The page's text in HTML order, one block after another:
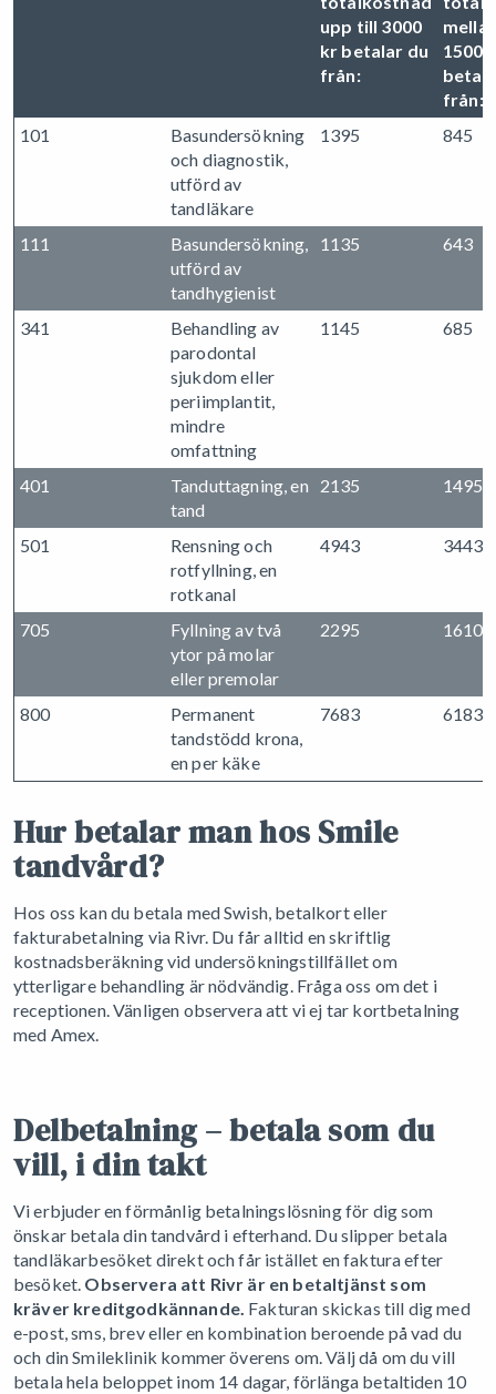
upp till 3000
kr betalar du
från:
från:
101
Basundersökning
och diagnostik,
utförd av
tandläkare
1395 845
111
Basundersökning,
utförd av
tandhygienist
1135 643
341
Behandling av
parodontal
sjukdom eller
periimplantit,
mindre
omfattning
1145 685
401
Tanduttagning, en
tand
2135 1495
501
Rensning och
rotfyllning, en
rotkanal
4943 3443
705
Fyllning av två
ytor på molar
eller premolar
2295 1610
800
Permanent
tandstödd krona,
en per käke
7683 6183
Hur betalar man hos Smile
tandvård?
Hos oss kan du betala med Swish, betalkort eller
fakturabetalning via Rivr. Du får alltid en skriftlig
kostnadsberäkning vid undersökningstillfället om
ytterligare behandling är nödvändig. Fråga oss om det i
receptionen. Vänligen observera att vi ej tar kortbetalning
med Amex.
Delbetalning – betala som du
vill, i din takt
Vi erbjuder en förmånlig betalningslösning för dig som
önskar betala din tandvård i efterhand. Du slipper betala
tandläkarbesöket direkt och får istället en faktura efter
besöket. Observera att Rivr är en betaltjänst som
kräver kreditgodkännande. Fakturan skickas till dig med
e-post, sms, brev eller en kombination beroende på vad du
och din Smileklinik kommer överens om. Välj då om du vill
betala hela beloppet inom 14 dagar, förlänga betaltiden 10